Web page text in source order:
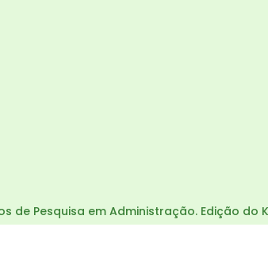
de Pesquisa em Administração. Edição do